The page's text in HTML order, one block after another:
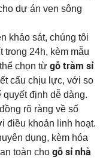
dự án ven sông
khảo sát, chúng tôi
trong 24h, kèm mẫu
chọn từ gỗ tràm sỉ
cấu chịu lực, với so
định dễ dàng.
rõ ràng về số
điều khoản linh hoạt.
dụng, kèm hóa
toàn cho gỗ sỉ nhà